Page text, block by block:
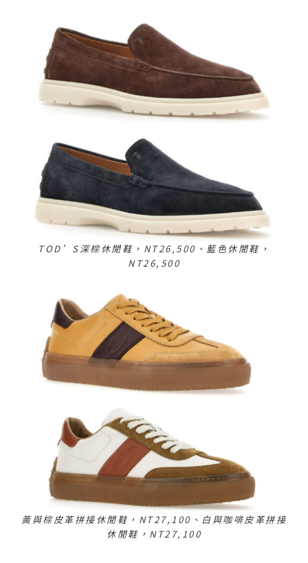
TOD’S深棕休閒鞋，NT26,500、藍色休閒鞋，
NT26,500
黃與棕皮革拼接休閒鞋，NT27,100、白與咖啡皮革拼接
休閒鞋，NT27,100